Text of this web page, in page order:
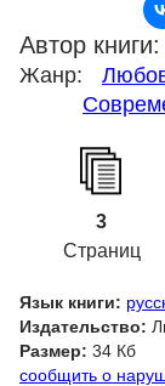
Автор книги:
Жанр:
3
Страниц
Язык книги:
Издательство:
Размер: 34 Кб
сообщить о